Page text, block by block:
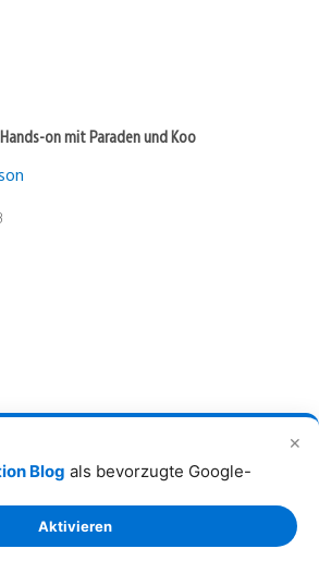
✕
Blog als bevorzugte Google-
Aktivieren
on mit Paraden und Koo
das beste neue Spiel im Juli 2026
Communications, SIE